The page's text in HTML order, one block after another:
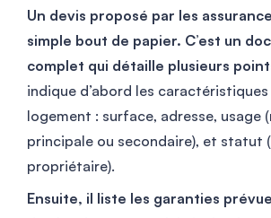
Un devis proposé par les
simple bout de papier. C’est un
complet qui détaille plusieurs
indique d’abord les
logement : surface, adresse, usage
principale ou secondaire), et statut
propriétaire).
Ensuite, il liste les garanties